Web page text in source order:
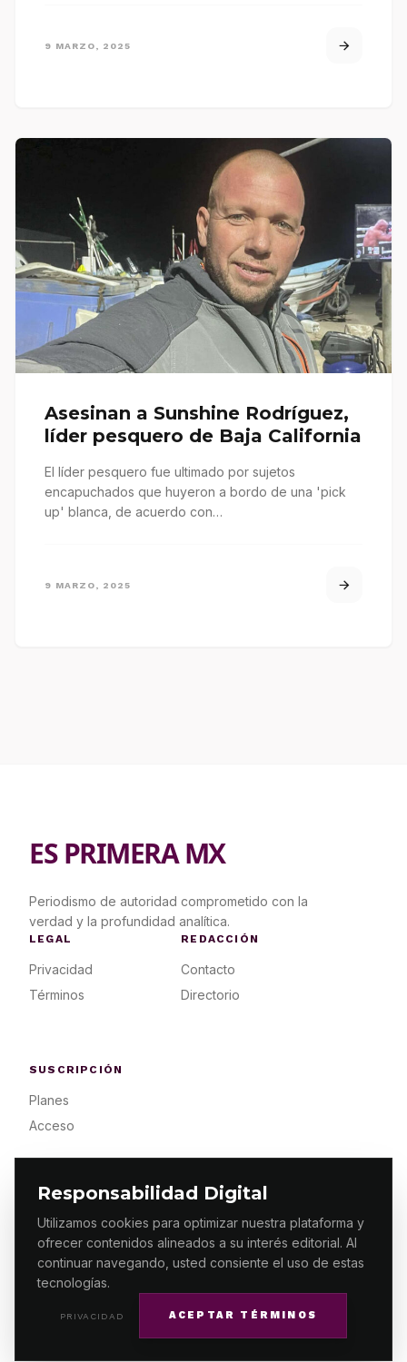
Responsabilidad Digital
Utilizamos cookies para optimizar nuestra plataforma y
ofrecer contenidos alineados a su interés editorial. Al
continuar navegando, usted consiente el uso de estas
tecnologías.
PRIVACIDAD ACEPTAR TÉRMINOS
9 MARZO, 2025
Asesinan a Sunshine Rodríguez,
líder pesquero de Baja California
El líder pesquero fue ultimado por sujetos
encapuchados que huyeron a bordo de una 'pick
up' blanca, de acuerdo con…
9 MARZO, 2025
ES PRIMERA MX
Periodismo de autoridad comprometido con la
verdad y la profundidad analítica.
LEGAL
Privacidad
Términos
REDACCIÓN
Contacto
Directorio
SUSCRIPCIÓN
Planes
Acceso
© 2026 ES PRIMERA MX. ALGUNOS DERECHOS
RESERVADOS / DESIGNMAKING.MX